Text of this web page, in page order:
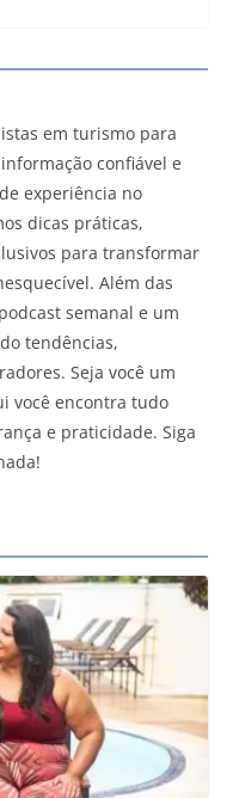
em turismo para
confiável e
experiência no
dicas práticas,
para transformar
Além das
semanal e um
tendências,
Seja você um
você encontra tudo
e praticidade. Siga